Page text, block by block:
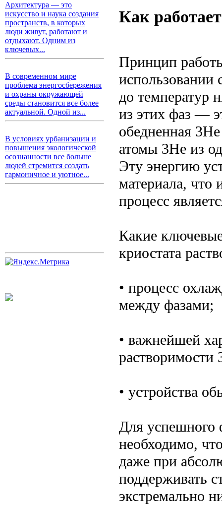
Архитектура — это
искусство и наука создания
пространств, в которых
люди живут, работают и
отдыхают. Одним из
ключевых...
В современном мире
проблема энергосбережения
и охраны окружающей
среды становится все более
актуальной. Одной из...
В условиях урбанизации и
повышения экологической
осознанности все больше
людей стремится создать
гармоничное и уютное...
Как
Принцип
использовании
до температур
из этих фаз —
обедненная
атомы 3He из
Эту энергию
материала, что
процесс
Какие
криостата
• процесс
между фазами;
• важнейшей
растворимости
• устройства
Для успешного
необходимо,
даже при
поддерживать
экстремально